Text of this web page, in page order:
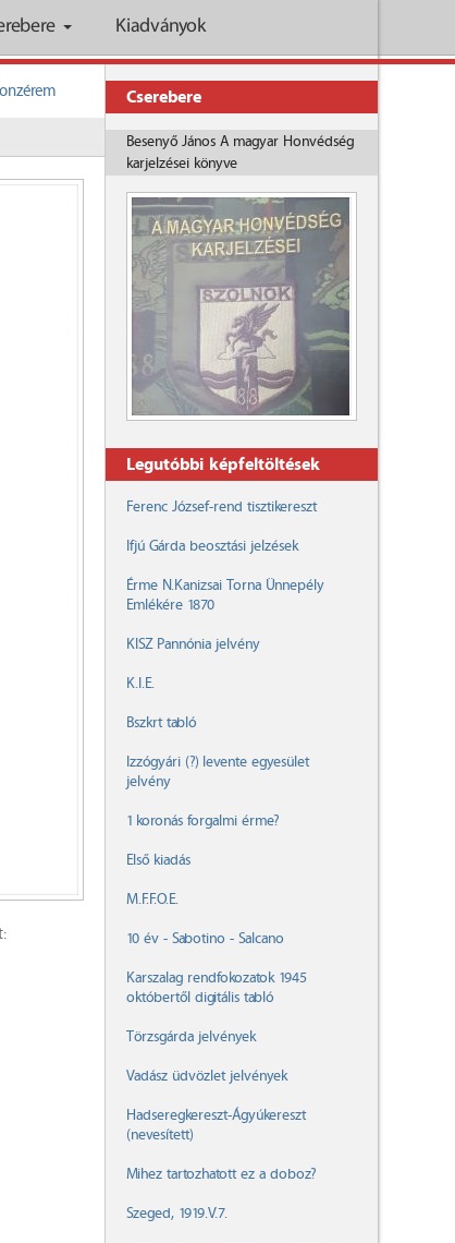
Kiadványok
Cserebere
Besenyő János A magyar Honvédség
karjelzései könyve
Legutóbbi képfeltöltések
Ferenc József-rend tisztikereszt
Ifjú Gárda beosztási jelzések
Érme N.Kanizsai Torna Ünnepély
Emlékére 1870
KISZ Pannónia jelvény
K.I.E.
Bszkrt tabló
Izzógyári (?) levente egyesület
jelvény
1 koronás forgalmi érme?
Első kiadás
M.F.F.O.E.
10 év - Sabotino - Salcano
Karszalag rendfokozatok 1945
októbertől digitális tabló
Törzsgárda jelvények
Vadász üdvözlet jelvények
Hadseregkereszt-Ágyúkereszt
(nevesített)
Mihez tartozhatott ez a doboz?
Szeged, 1919.V.7.